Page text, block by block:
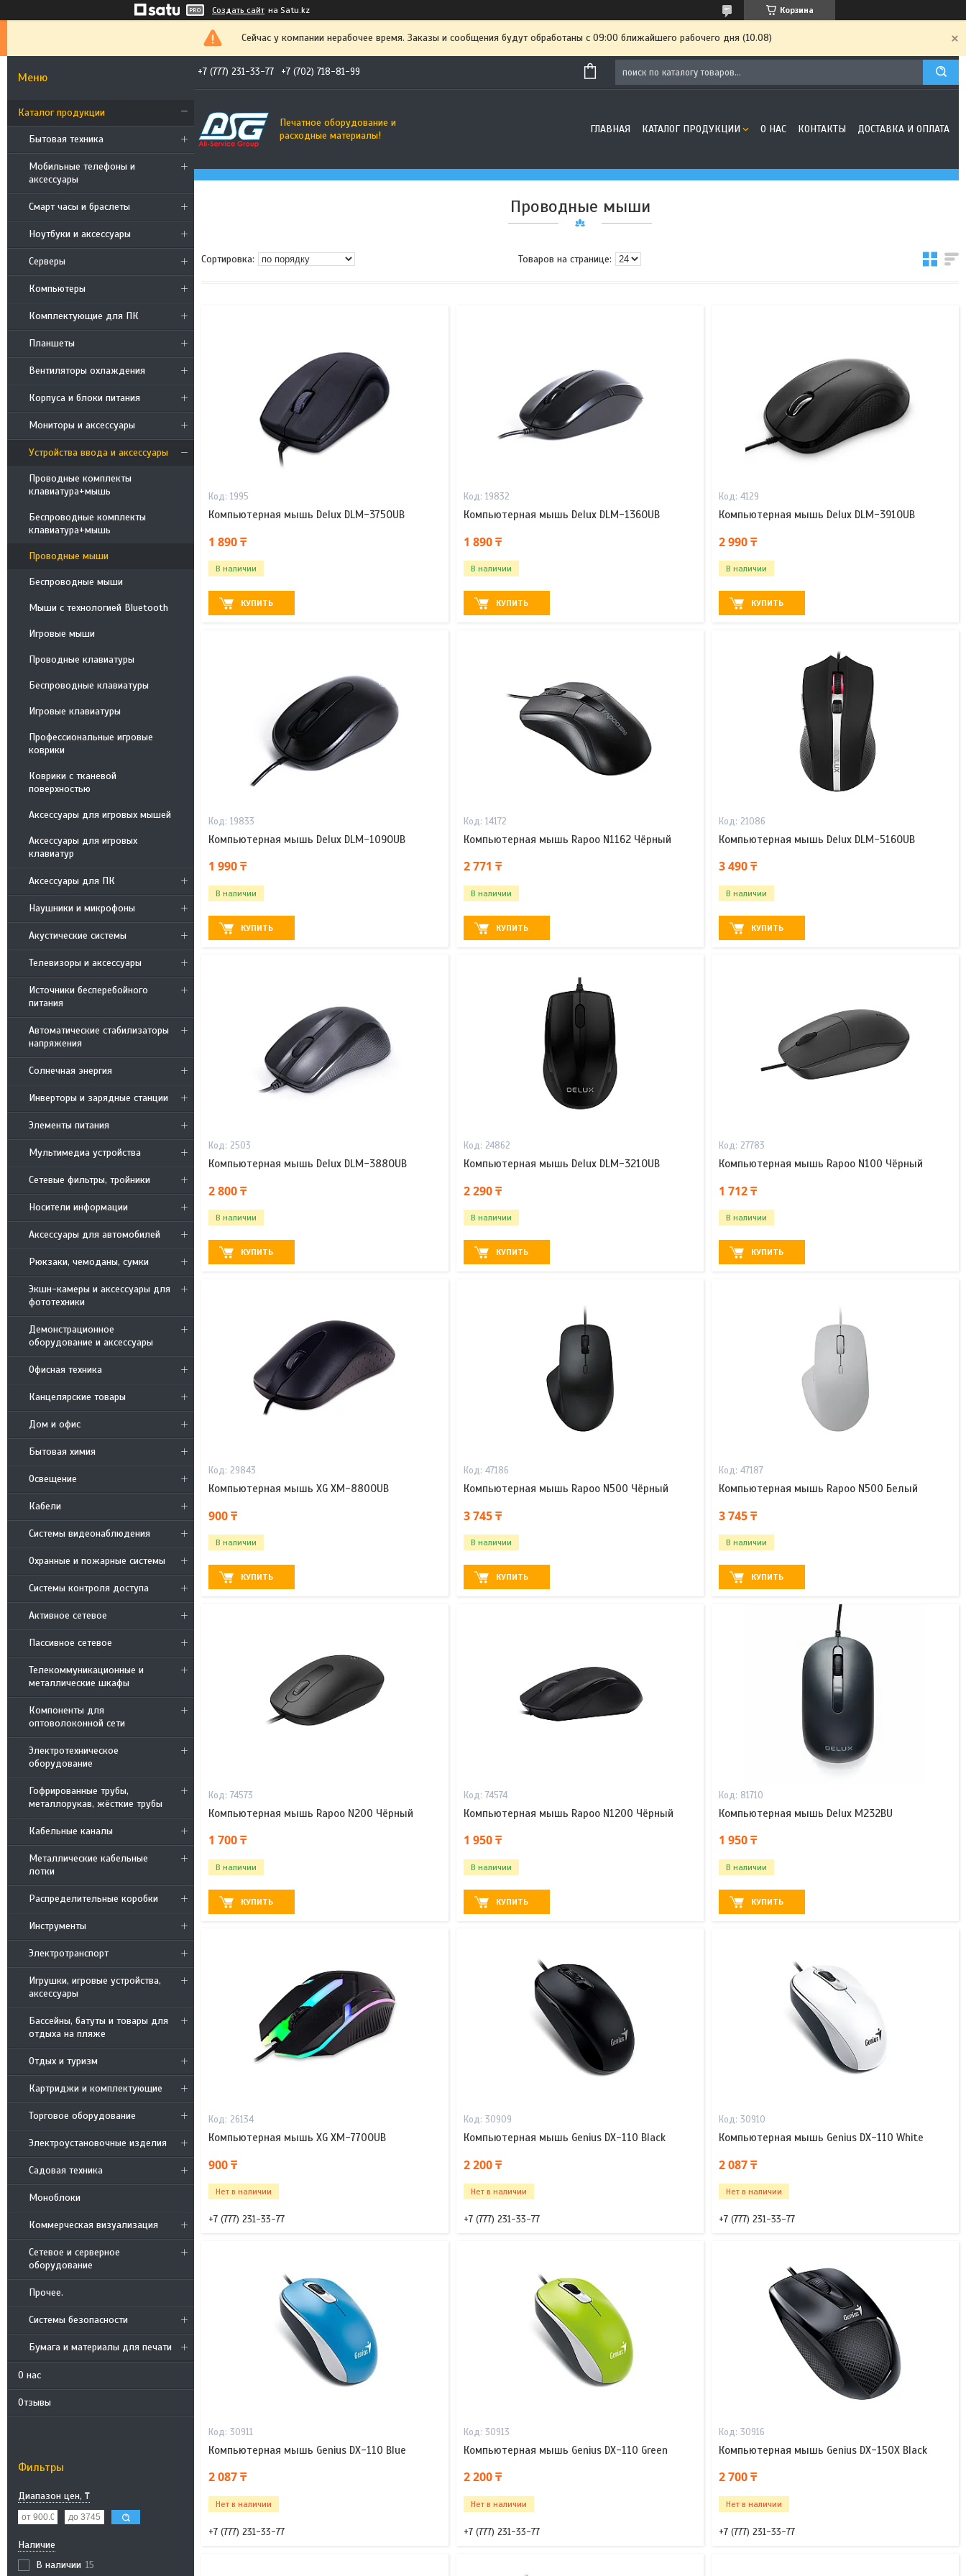
Создать сайт на Satu.kz Корзина
Сейчас у компании нерабочее время. Заказы и сообщения будут обработаны с 09:00 ближайшего рабочего дня (10.08)
Каталог продукции
Бытовая техника
Мобильные телефоны и
аксессуары
Смарт часы и браслеты
Ноутбуки и аксессуары
Cерверы
Компьютеры
Комплектующие для ПК
Планшеты
Вентиляторы охлаждения
Корпуса и блоки питания
Мониторы и аксессуары
Устройства ввода и аксессуары
Проводные комплекты
клавиатура+мышь
Беспроводные комплекты
клавиатура+мышь
Проводные мыши
Беспроводные мыши
Мыши с технологией Bluetooth
Игровые мыши
Проводные клавиатуры
Беспроводные клавиатуры
Игровые клавиатуры
Профессиональные игровые
коврики
Коврики с тканевой
поверхностью
Аксессуары для игровых мышей
Аксессуары для игровых
клавиатур
Аксессуары для ПК
Наушники и микрофоны
Акустические системы
Телевизоры и аксессуары
Источники бесперебойного
питания
Автоматические стабилизаторы
напряжения
Солнечная энергия
Инверторы и зарядные станции
Элементы питания
Мультимедиа устройства
Сетевые фильтры, тройники
Носители информации
Аксессуары для автомобилей
Рюкзаки, чемоданы, сумки
Экшн-камеры и аксессуары для
фототехники
Демонстрационное
оборудование и аксессуары
Офисная техника
Канцелярские товары
Дом и офис
Бытовая химия
Освещение
Кабели
Системы видеонаблюдения
Охранные и пожарные системы
Системы контроля доступа
Активное сетевое
Пассивное сетевое
Телекоммуникационные и
металлические шкафы
Компоненты для
оптоволоконной сети
Электротехническое
оборудование
Гофрированные трубы,
металлорукав, жёсткие трубы
Кабельные каналы
Металлические кабельные
лотки
Распределительные коробки
Инструменты
Электротранспорт
Игрушки, игровые устройства,
аксессуары
Бассейны, батуты и товары для
отдыха на пляже
Отдых и туризм
Картриджи и комплектующие
Торговое оборудование
Электроустановочные изделия
Садовая техника
Моноблоки
Коммерческая визуализация
Сетевое и серверное
оборудование
Прочее.
Системы безопасности
Бумага и материалы для печати
О нас
Отзывы
Фильтры
Диапазон цен, ₸
Наличие
В наличии 15
+7 (777) 231-33-77 +7 (702) 718-81-99
Печатное оборудование и
расходные материалы!
ГЛАВНАЯ КАТАЛОГ ПРОДУКЦИИ О НАС КОНТАКТЫ ДОСТАВКА И ОПЛАТА
Проводные мыши
1995
Компьютерная мышь Delux DLM-375OUB
1 890 ₸
В наличии
КУПИТЬ
19832
Компьютерная мышь Delux DLM-136OUB
1 890 ₸
В наличии
КУПИТЬ
4129
Компьютерная мышь Delux DLM-391OUB
2 990 ₸
В наличии
КУПИТЬ
19833
Компьютерная мышь Delux DLM-109OUB
1 990 ₸
В наличии
КУПИТЬ
14172
Компьютерная мышь Rapoo N1162 Чёрный
2 771 ₸
В наличии
КУПИТЬ
21086
Компьютерная мышь Delux DLM-516OUB
3 490 ₸
В наличии
КУПИТЬ
2503
Компьютерная мышь Delux DLM-388OUB
2 800 ₸
В наличии
КУПИТЬ
24862
Компьютерная мышь Delux DLM-321OUB
2 290 ₸
В наличии
КУПИТЬ
27783
Компьютерная мышь Rapoo N100 Чёрный
1 712 ₸
В наличии
КУПИТЬ
29843
Компьютерная мышь XG XM-880OUB
900 ₸
В наличии
КУПИТЬ
47186
Компьютерная мышь Rapoo N500 Чёрный
3 745 ₸
В наличии
КУПИТЬ
47187
Компьютерная мышь Rapoo N500 Белый
3 745 ₸
В наличии
КУПИТЬ
74573
Компьютерная мышь Rapoo N200 Чёрный
1 700 ₸
В наличии
КУПИТЬ
74574
Компьютерная мышь Rapoo N1200 Чёрный
1 950 ₸
В наличии
КУПИТЬ
81710
Компьютерная мышь Delux M232BU
1 950 ₸
В наличии
КУПИТЬ
26134
Компьютерная мышь XG XM-770OUB
900 ₸
Нет в наличии
+7 (777) 231-33-77
30909
Компьютерная мышь Genius DX-110 Black
2 200 ₸
Нет в наличии
+7 (777) 231-33-77
30910
Компьютерная мышь Genius DX-110 White
2 087 ₸
Нет в наличии
+7 (777) 231-33-77
30911
Компьютерная мышь Genius DX-110 Blue
2 087 ₸
Нет в наличии
+7 (777) 231-33-77
30913
Компьютерная мышь Genius DX-110 Green
2 200 ₸
Нет в наличии
+7 (777) 231-33-77
30916
Компьютерная мышь Genius DX-150X Black
2 700 ₸
Нет в наличии
+7 (777) 231-33-77